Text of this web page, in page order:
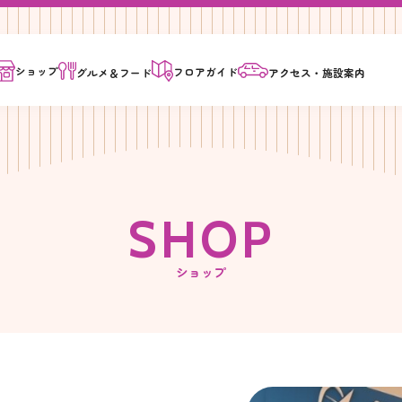
ショップ グルメ＆ フード フロアガイド アクセス・施設案内
SHOP
ショップ